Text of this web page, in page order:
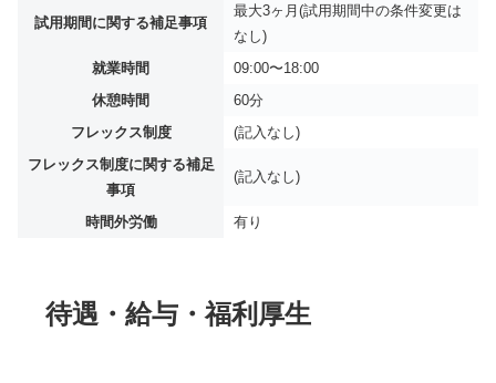
試用期間に関する補足事項
最大3ヶ月(試用期間中の条件変更は
なし)
就業時間
09:00〜18:00
休憩時間
60分
フレックス制度
(記入なし)
フレックス制度に関する補足
事項
(記入なし)
時間外労働 有り
待遇・給与・福利厚生